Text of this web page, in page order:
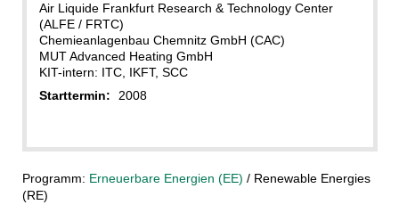
Air Liquide Frankfurt Research & Technology Center
(ALFE / FRTC)
Chemieanlagenbau Chemnitz GmbH (CAC)
MUT Advanced Heating GmbH
KIT-intern: ITC, IKFT, SCC
Starttermin:
2008
Programm: Erneuerbare Energien (EE) / Renewable Energies
(RE)